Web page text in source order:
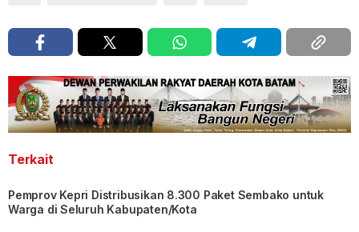
Terkait
Pemprov Kepri Distribusikan 8.300 Paket Sembako untuk
Warga di Seluruh Kabupaten/Kota